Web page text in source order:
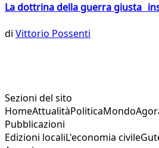
La dottrina della guerra giusta
di Vittorio Possenti
Sezioni del sito
HomeAttualitàPoliticaMondo
Pubblicazioni
Edizioni localiL'economia civile